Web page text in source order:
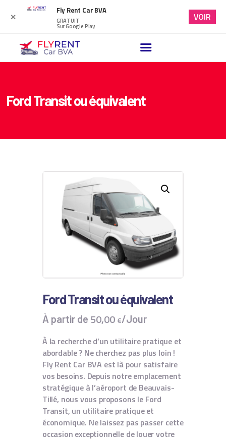
Ford Transit ou équivalent
NOTRE BLOG
Ford Transit ou équivalent
À partir de 50,00 €/Jour
À la recherche d’un utilitaire pratique et
abordable ? Ne cherchez pas plus loin !
Fly Rent Car BVA est là pour satisfaire
vos besoins. Depuis notre emplacement
stratégique à l’aéroport de Beauvais-
Tillé, nous vous proposons le Ford
Transit, un utilitaire pratique et
économique. Ne laissez pas passer cette
occasion exceptionnelle de louer votre
✕
Fly Rent Car BVA
GRATUIT
Sur Google Play
VOIR